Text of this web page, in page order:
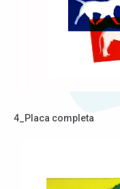
4_Placa completa